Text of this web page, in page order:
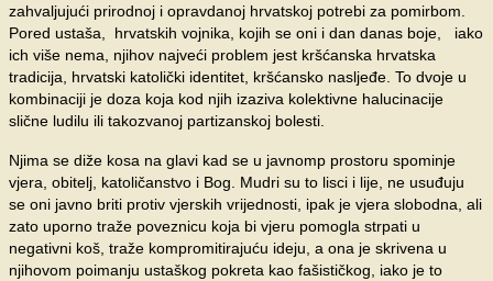
zahvaljujući prirodnoj i opravdanoj hrvatskoj potrebi za pomirbom.
Pored ustaša, hrvatskih vojnika, kojih se oni i dan danas boje, iako
ich više nema, njihov najveći problem jest kršćanska hrvatska
tradicija, hrvatski katolički identitet, kršćansko nasljeđe. To dvoje u
kombinaciji je doza koja kod njih izaziva kolektivne halucinacije
slične ludilu ili takozvanoj partizanskoj bolesti.
Njima se diže kosa na glavi kad se u javnomp prostoru spominje
vjera, obitelj, katoličanstvo i Bog. Mudri su to lisci i lije, ne usuđuju
se oni javno briti protiv vjerskih vrijednosti, ipak je vjera slobodna, ali
zato uporno traže poveznicu koja bi vjeru pomogla strpati u
negativni koš, traže kompromitirajuću ideju, a ona je skrivena u
njihovom poimanju ustaškog pokreta kao fašističkog, iako je to